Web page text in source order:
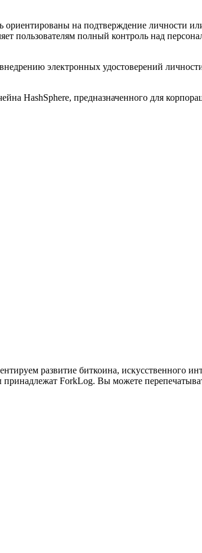
ориентированы на подтверждение личности
пользователям полный контроль над
электронных удостоверений
HashSphere, предназначенного для
развитие биткоина, искусственного
ForkLog. Вы можете